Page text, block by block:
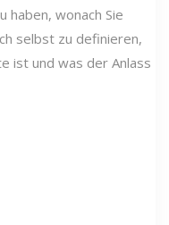
haben, wonach Sie
selbst zu definieren,
ist und was der Anlass